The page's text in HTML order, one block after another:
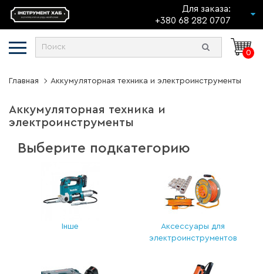
Для заказа:
+380 68 282 0707
0
Главная Аккумуляторная техника и электроинструменты
Аккумуляторная техника и
электроинструменты
Выберите подкатегорию
Інше
Аксессуары для
электроинструментов